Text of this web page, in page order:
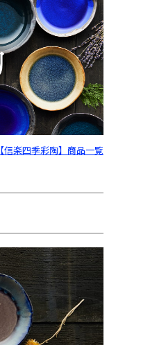
【信楽四季彩陶】商品一覧